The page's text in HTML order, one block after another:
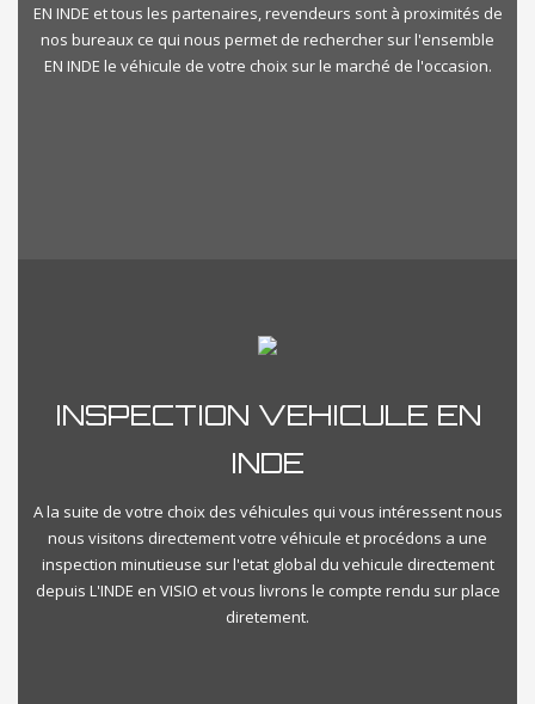
EN INDE et tous les partenaires, revendeurs sont à proximités de
nos bureaux ce qui nous permet de rechercher sur l'ensemble
EN INDE le véhicule de votre choix sur le marché de l'occasion.
INSPECTION VEHICULE EN
INDE
A la suite de votre choix des véhicules qui vous intéressent nous
nous visitons directement votre véhicule et procédons a une
inspection minutieuse sur l'etat global du vehicule directement
depuis L'INDE en VISIO et vous livrons le compte rendu sur place
diretement.